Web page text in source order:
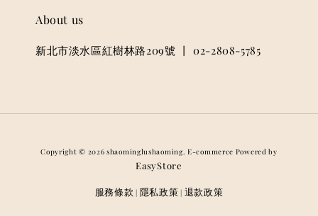
About us
新北市淡水區紅樹林路209號 丨 02-2808-5785
Copyright © 2026 shaominglushaoming. E-commerce Powered by
EasyStore
服務條款 | 隱私政策 | 退款政策